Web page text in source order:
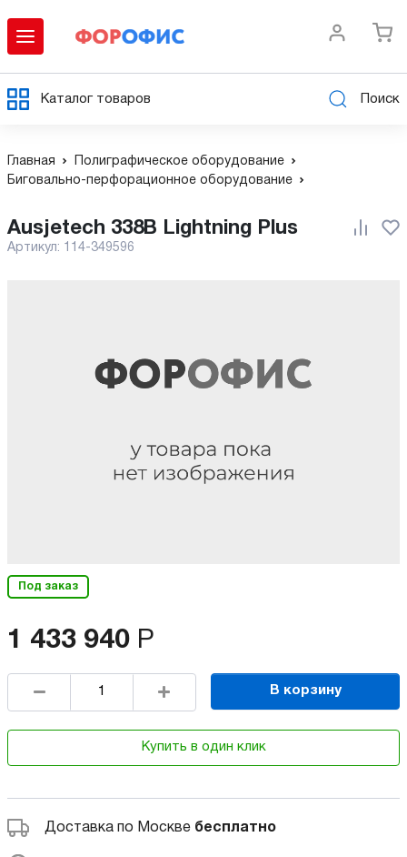
Каталог товаров Поиск
Главная
Полиграфическое оборудование
Биговально-перфорационное оборудование
Ausjetech 338В Lightning Plus
Артикул: 114-349596
Под заказ
1 433 940 Р
В корзину
Купить в один клик
Доставка по Москве бесплатно